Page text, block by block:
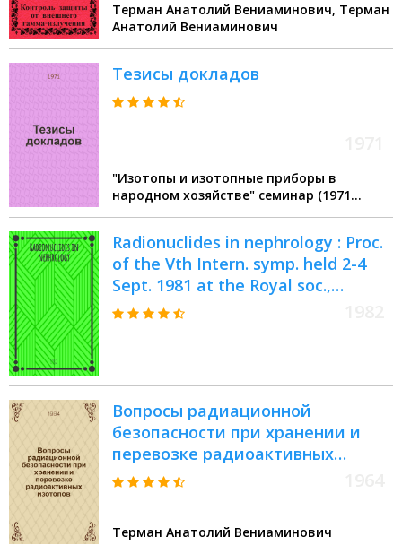
Терман Анатолий Вениаминович, Терман
Анатолий Вениаминович
Тезисы докладов
"Изотопы и изотопные приборы в
народном хозяйстве" семинар (1971
Radionuclides in nephrology : Proc.
of the Vth Intern. symp. held 2-4
Sept. 1981 at the Royal soc.,
London
Вопросы радиационной
безопасности при хранении и
перевозке радиоактивных
изотопов
Терман Анатолий Вениаминович